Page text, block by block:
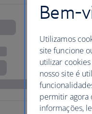
Bem-
Utilizamos
site funcione
utilizar
nosso site é
permitir agora
informações,